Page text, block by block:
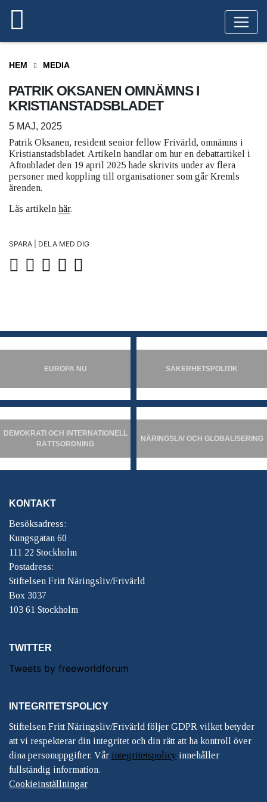
HEM MEDIA
PATRIK OKSANEN OMNÄMNS I
KRISTIANSTADSBLADET
5 MAJ, 2025
Patrik Oksanen, resident senior fellow Frivärld, omnämns i
Kristianstadsbladet. Artikeln handlar om hur en debattartikel i
Aftonbladet den 19 april 2025 hade skrivits under av flera
personer med koppling till organisationer som går Kremls
ärenden.
Läs artikeln här.
SPARA | DELA MED DIG
EUROPA NU SÄKERHETSPOLITIK
DEMOKRATI OCH INTERNATIONELL
RÄTTSORDNING
NÄRINGSLIV OCH GLOBALISERING
KONTAKT
Besöksadress:
Kungsgatan 60
111 22 Stockholm
Postadress:
Stiftelsen Fritt Näringsliv/Frivärld
Box 3037
103 61 Stockholm
TWITTER
Tweets by freeworldforum
INTEGRITETSPOLICY
Stiftelsen Fritt Näringsliv/Frivärld följer GDPR vilket betyder
att vi respekterar din integritet och din rätt att ha kontroll över
dina personuppgifter. Vår integritetspolicy innehåller
fullständig information.
Cookieinställningar